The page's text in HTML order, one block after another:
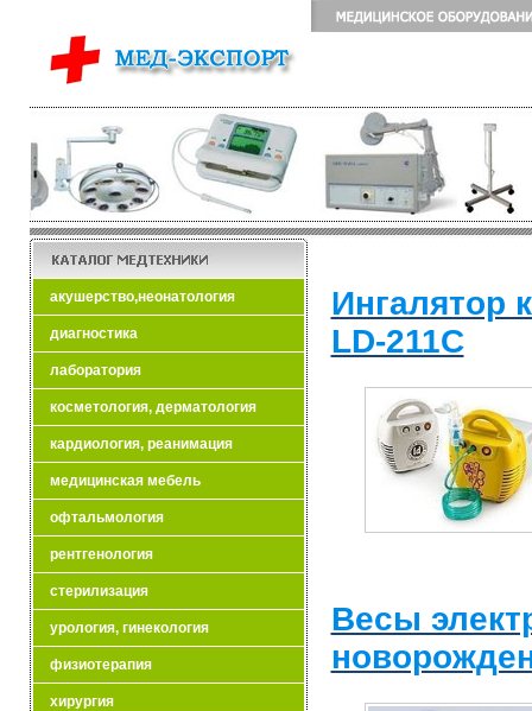
акушерство,неонатология
диагностика
лаборатория
косметология, дерматология
кардиология, реанимация
медицинская мебель
офтальмология
рентгенология
стерилизация
урология, гинекология
физиотерапия
хирургия
Ингалятор
LD-211C
Весы